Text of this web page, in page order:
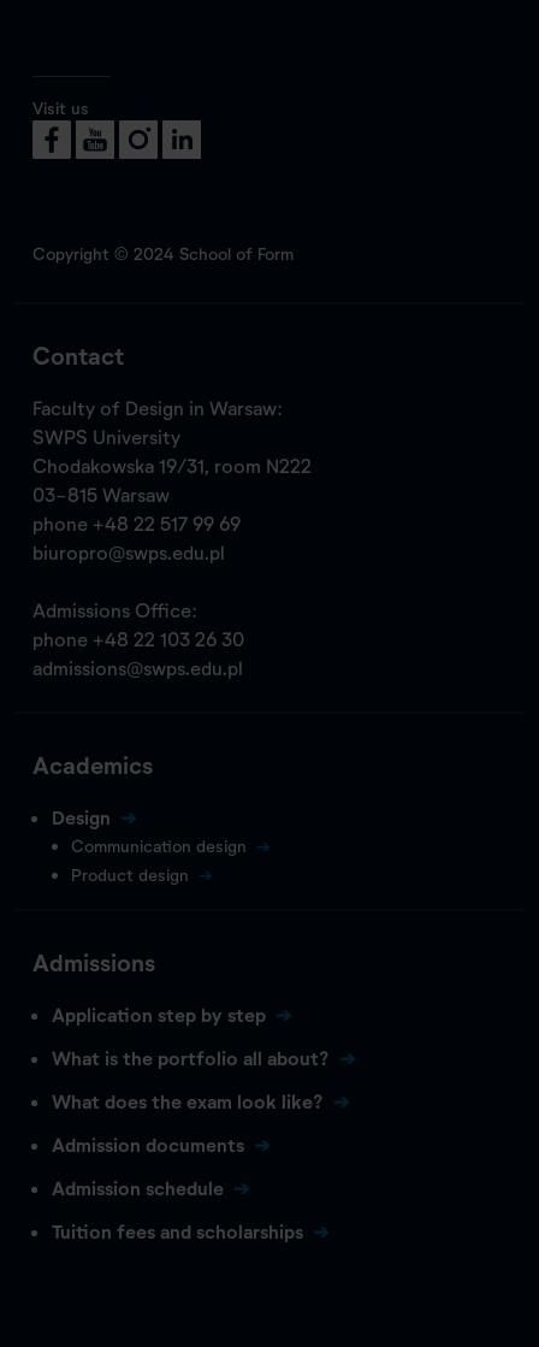
Visit us
Copyright © 2024 School of Form
Contact
Faculty of Design in Warsaw:
SWPS University
Chodakowska 19/31, room N222
03-815 Warsaw
phone +48 22 517 99 69
biuropro@swps.edu.pl
Admissions Office:
phone +48 22 103 26 30
admissions@swps.edu.pl
Academics
Design
Communication design
Product design
Admissions
Application step by step
What is the portfolio all about?
What does the exam look like?
Admission documents
Admission schedule
Tuition fees and scholarships